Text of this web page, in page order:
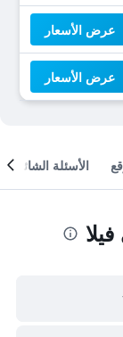
عرض الأسعار
عرض الأسعار
الأسئلة الشائعة